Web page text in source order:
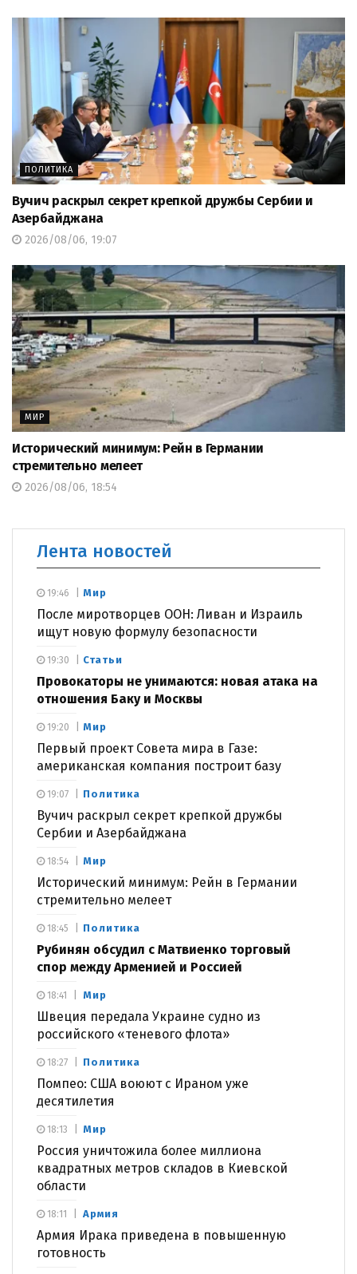
ПОЛИТИКА
Вучич раскрыл секрет крепкой дружбы Сербии и
Азербайджана
2026/08/06, 19:07
МИР
Исторический минимум: Рейн в Германии
стремительно мелеет
2026/08/06, 18:54
Лента новостей
Мир
После миротворцев ООН: Ливан и Израиль
ищут новую формулу безопасности
19:46
Статьи
Провокаторы не унимаются: новая атака на
отношения Баку и Москвы
19:30
Мир
Первый проект Совета мира в Газе:
американская компания построит базу
19:20
Политика
Вучич раскрыл секрет крепкой дружбы
Сербии и Азербайджана
19:07
Мир
Исторический минимум: Рейн в Германии
стремительно мелеет
18:54
Политика
Рубинян обсудил с Матвиенко торговый
спор между Арменией и Россией
18:45
Мир
Швеция передала Украине судно из
российского «теневого флота»
18:41
Политика
Помпео: США воюют с Ираном уже
десятилетия
18:27
Мир
Россия уничтожила более миллиона
квадратных метров складов в Киевской
области
18:13
Армия
Армия Ирака приведена в повышенную
готовность
18:11